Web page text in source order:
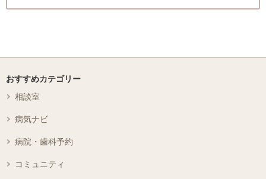
おすすめカテゴリー
相談室
病気ナビ
病院・歯科予約
コミュニティ